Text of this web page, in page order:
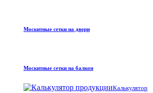
Москитные сетки на двери
Москитные сетки на балкон
Калькулятор